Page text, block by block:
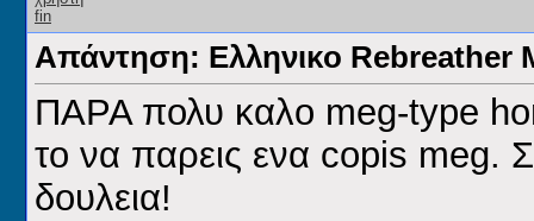
Απάντηση: Ελληνικο Rebreather
ΠΑΡΑ πολυ καλο meg-type
το να παρεις ενα copis
δουλεια!